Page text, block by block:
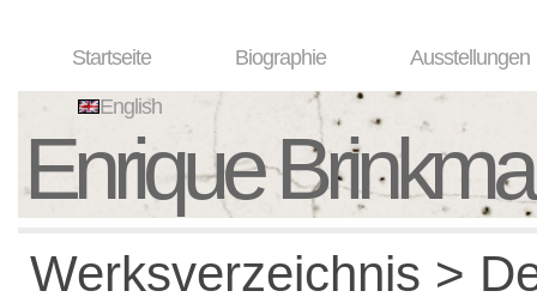
Startseite Biographie Ausstellungen
English
Enrique
Werksverzeichnis >